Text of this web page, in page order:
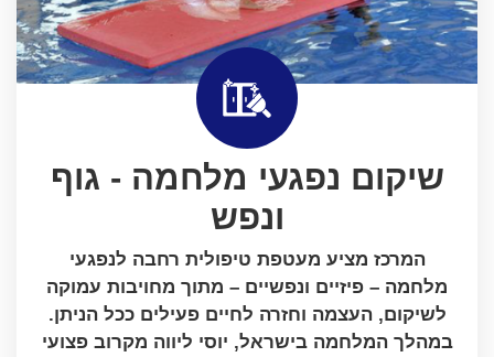
שיקום נפגעי מלחמה - גוף
ונפש
המרכז מציע מעטפת טיפולית רחבה לנפגעי
מלחמה – פיזיים ונפשיים – מתוך מחויבות עמוקה
לשיקום, העצמה וחזרה לחיים פעילים ככל הניתן.
במהלך המלחמה בישראל, יוסי ליווה מקרוב פצועי